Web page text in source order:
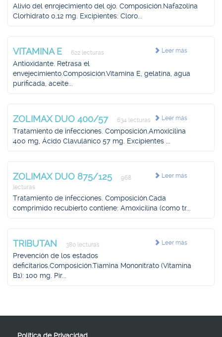
Alivio del enrojecimiento del ojo. Composición.Nafazolina
Clorhidrato 0,12 mg. Excipientes: Cloro...
Leer más
VITAMINA E 622 lecturas
Antioxidante. Retrasa el
envejecimiento.Composición.Vitamina E, gelatina, agua
purificada, aceite...
Leer más
ZOLIMAX DUO 400/57 634 lecturas
Tratamiento de infecciones. Composición.Amoxicilina
400 mg, Ácido Clavulánico 57 mg. Excipientes ...
Leer más
ZOLIMAX DUO 875/125
968
lecturas
Tratamiento de infecciones. Composición.Cada
comprimido recubierto contiene: Amoxicilina (como tr...
Leer más
TRIBUTAN 380 lecturas
Prevención de los estados
deficitarios.Composición.Tiamina Mononitrato (Vitamina
B1): 100 mg. Pir...